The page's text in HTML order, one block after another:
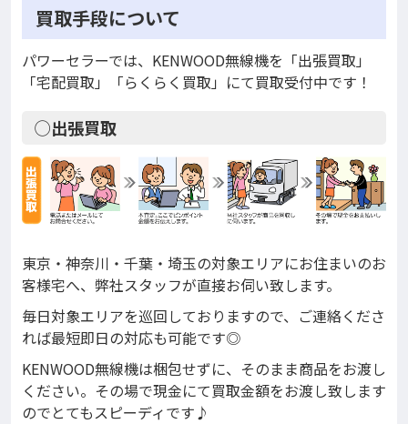
買取手段について
パワーセラーでは、KENWOOD無線機を「出張買取」
「宅配買取」「らくらく買取」にて買取受付中です！
◯出張買取
東京・神奈川・千葉・埼玉の対象エリアにお住まいのお
客様宅へ、弊社スタッフが直接お伺い致します。
毎日対象エリアを巡回しておりますので、ご連絡くださ
れば最短即日の対応も可能です◎
KENWOOD無線機は梱包せずに、そのまま商品をお渡し
ください。その場で現金にて買取金額をお渡し致します
のでとてもスピーディです♪